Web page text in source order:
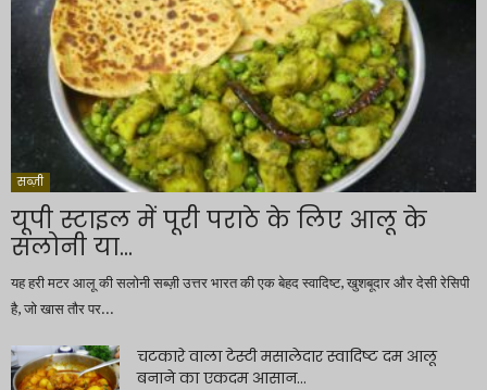
सब्ज़ी
यूपी स्टाइल में पूरी पराठे के लिए आलू के
सलोनी या...
यह हरी मटर आलू की सलोनी सब्ज़ी उत्तर भारत की एक बेहद स्वादिष्ट, खुशबूदार और देसी रेसिपी
है, जो खास तौर पर...
चटकारे वाला टेस्टी मसालेदार स्वादिष्ट दम आलू
बनाने का एकदम आसान...